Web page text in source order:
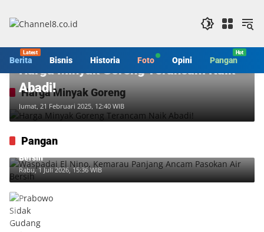
konten
Berita Bisnis Historia Foto Opini Pangan
Harga Minyak Goreng
Pangan
Harga Minyak Goreng Terancam Naik
Abadi!
Jumat, 21 Februari 2025, 12:40 WIB
Pangan
Waspadai El Nino, Kemarau Panjang Ancam Pasokan Air
Bersih
Rabu, 1 Juli 2026, 15:36 WIB